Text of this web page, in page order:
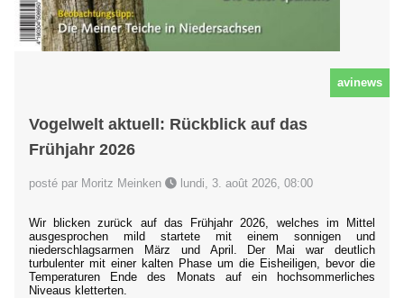
avinews
Vogelwelt aktuell: Rückblick auf das
Frühjahr 2026
posté par Moritz Meinken lundi, 3. août 2026, 08:00
Wir blicken zurück auf das Frühjahr 2026, welches im Mittel
ausgesprochen mild startete mit einem sonnigen und
niederschlagsarmen März und April. Der Mai war deutlich
turbulenter mit einer kalten Phase um die Eisheiligen, bevor die
Temperaturen Ende des Monats auf ein hochsommerliches
Niveaus kletterten.